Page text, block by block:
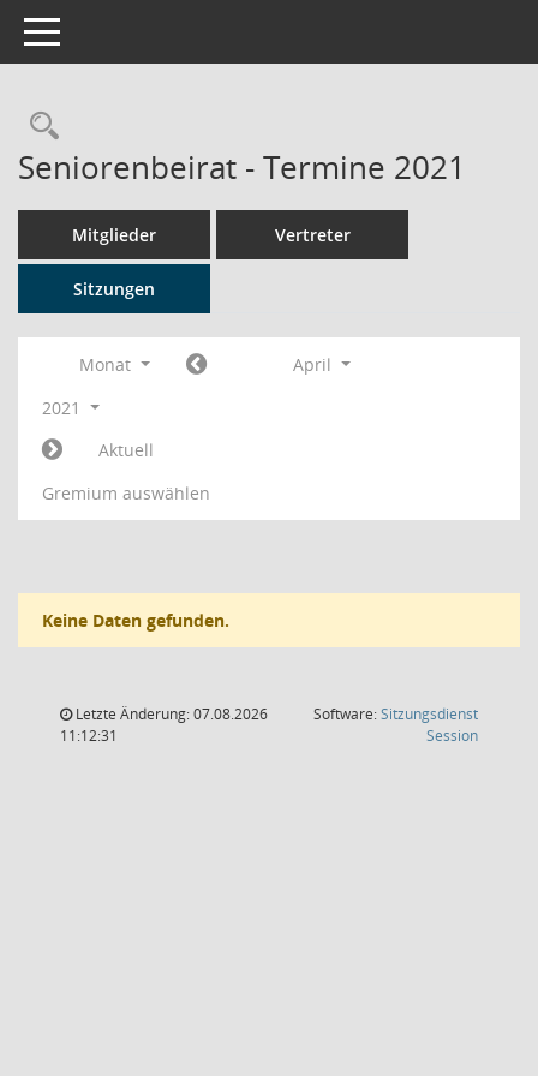
Toggle navigation
Rechercheauswahl
Seniorenbeirat - Termine 2021
Mitglieder Vertreter
Sitzungen
Monat
April
2021
Aktuell
Gremium auswählen
Keine Daten gefunden.
Letzte Änderung: 07.08.2026
11:12:31
Software:Sitzungsdienst
Session(Wird in